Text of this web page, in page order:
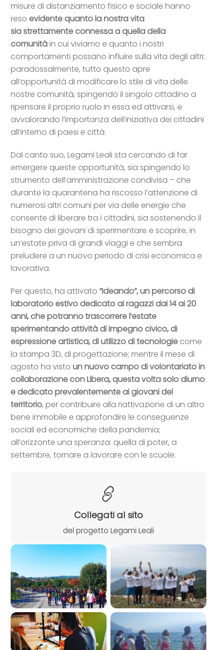
misure di distanziamento fisico e sociale hanno
reso evidente quanto la nostra vita
siastrettamente connessa a quella della
comunitàin cui viviamo e quanto i nostri
comportamenti possano influire sulla vita degli altri:
paradossalmente, tutto questo apre
all’opportunità di modificare lo stile di vita delle
nostre comunità, spingendo il singolo cittadino a
ripensare il proprio ruolo in essa ed attivarsi, e
avvalorando l’importanza dell’iniziativa dei cittadini
all’interno di paesi e città.
Dal canto suo, Legami Leali sta cercando di far
emergere queste opportunità, sia spingendo lo
strumento dell’amministrazione condivisa – che
durante la quarantena ha riscosso l’attenzione di
numerosi altri comuni per via delle energie che
consente di liberare tra i cittadini, sia sostenendo il
bisogno dei giovani di sperimentare e scoprire, in
un’estate priva di grandi viaggi e che sembra
preludere a un nuovo periodo di crisi economica e
lavorativa.
Per questo, ha attivato“Ideando”,un percorso di
laboratorio estivo dedicato ai ragazzi dai 14 ai 20
anni, che potranno trascorrere l’estate
sperimentando attività di impegno civico, di
espressione artistica, di utilizzo di tecnologie come
la stampa 3D, di progettazione; mentre il mese di
agosto ha vistoun nuovo campo di volontariato in
collaborazione con Libera, questa volta solo diurno
e dedicato prevalentemente ai giovani del
territorio, per contribuire alla riattivazione di un altro
bene immobile e approfondire le conseguenze
sociali ed economiche della pandemia;
all’orizzonte una speranza: quella di poter, a
settembre, tornare a lavorare con le scuole.
Collegati al sito
del progetto Legami Leali